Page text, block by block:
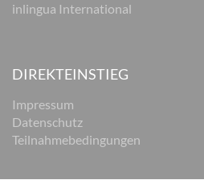
inlingua International
DIREKTEINSTIEG
Impressum
Datenschutz
Teilnahmebedingungen